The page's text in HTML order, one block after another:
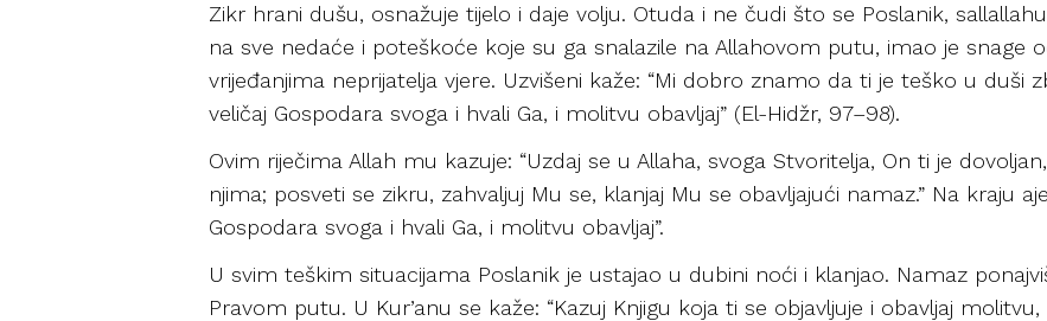
Zikr hrani dušu, osnažuje tijelo i daje volju. Otuda i ne čudi što se Poslanik,
na sve nedaće i poteškoće koje su ga snalazile na Allahovom putu, imao je snage
vrijeđanjima neprijatelja vjere. Uzvišeni kaže: “Mi dobro znamo da ti je teško u duši
veličaj Gospodara svoga i hvali Ga, i molitvu obavljaj” (El-Hidžr, 97–98).
Ovim riječima Allah mu kazuje: “Uzdaj se u Allaha, svoga Stvoritelja, On ti je
njima; posveti se zikru, zahvaljuj Mu se, klanjaj Mu se obavljajući namaz.” Na kraju
Gospodara svoga i hvali Ga, i molitvu obavljaj”.
U svim teškim situacijama Poslanik je ustajao u dubini noći i klanjao. Namaz
Pravom putu. U Kur’anu se kaže: “Kazuj Knjigu koja ti se objavljuje i obavljaj